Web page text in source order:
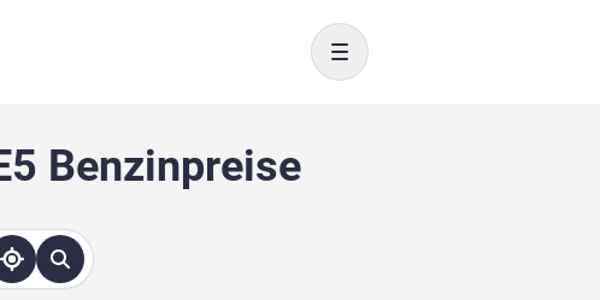
Toggle navigation
Benzinpreise